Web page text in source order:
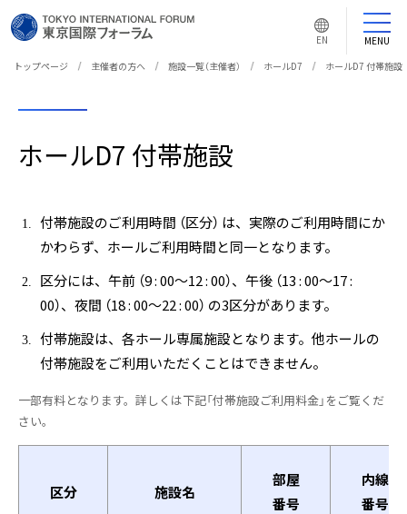
言
語
切
替
え
EN
MENU
トップページ
主催者の方へ 施設一覧（主催者） ホールD7 ホールD7 付帯施設
ホールD7 付帯施設
付帯施設のご利用時間 （区分） は、実際のご利用時間にか
かわらず、ホールご利用時間と同一となります。
区分には、午前 （9 : 00～12 : 00）、午後 （13 : 00～17 :
00）、夜間 （18 : 00～22 : 00） の3区分があります。
付帯施設は、各ホール専属施設となります。他ホールの
付帯施設をご利用いただくことはできません。
一部有料となります。詳しくは下記「付帯施設ご利用料金」をご覧くだ
さい。
区分 施設名
部屋
番号
内線
番号